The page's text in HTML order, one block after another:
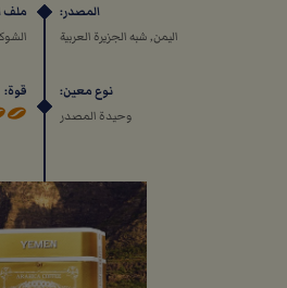
المصدر:
اليمن, شبه الجزيرة العربية
ملف
نوع معين:
وحيدة المصدر
قوة: